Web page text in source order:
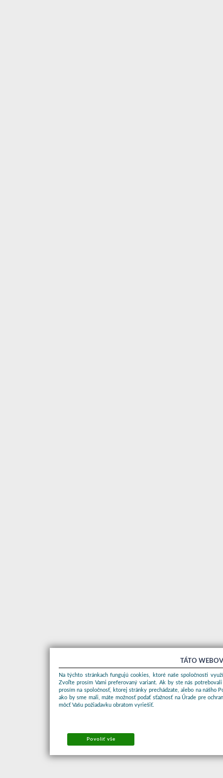
TÁTO
Na týchto stránkach fungujú cookies, ktoré naše spoločnosti
Zvoľte prosím Vami preferovaný variant. Ak by ste nás
prosím na spoločnosť, ktorej stránky prechádzate, alebo na nášho
ako by sme mali, máte možnosť podať sťažnosť na Úrade pre
môcť Vašu požiadavku obratom vyriešiť.
Povoliť vše